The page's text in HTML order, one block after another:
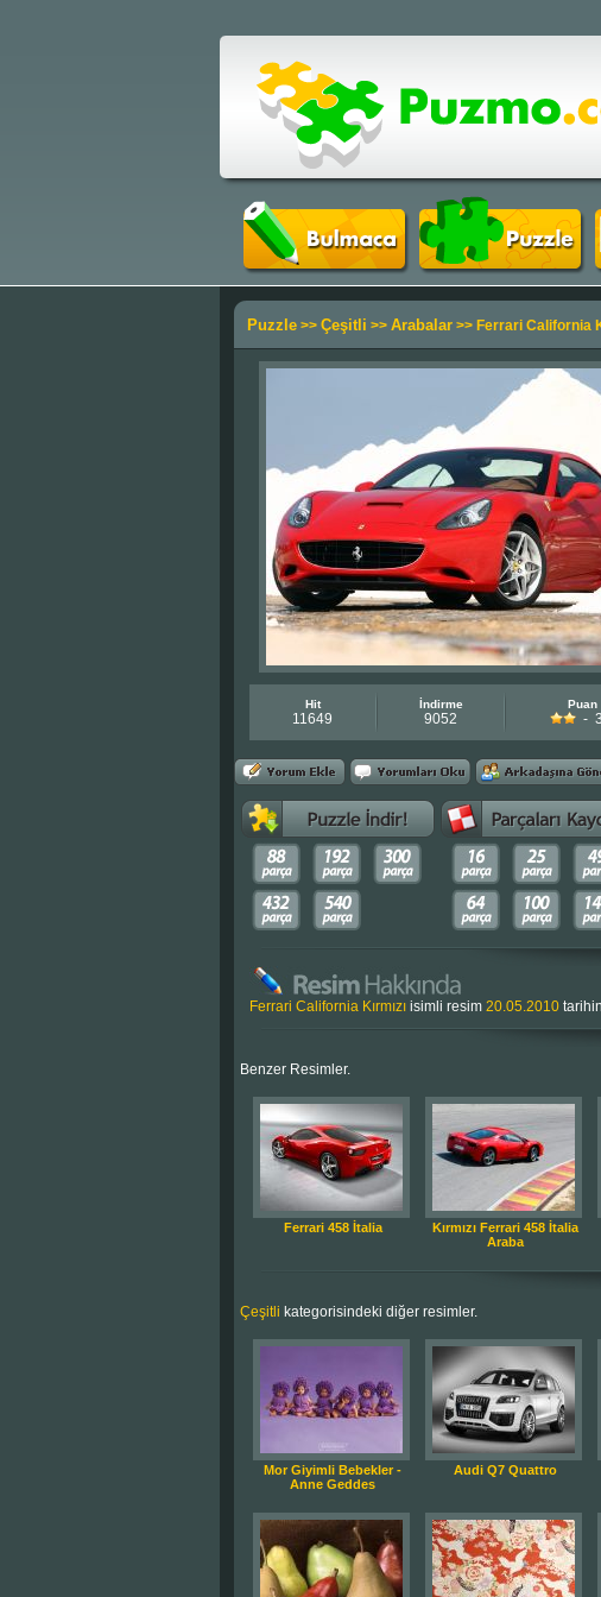
Puzzle >> Çeşitli >> Arabalar >> Ferrari California
Hit
11649
İndirme
9052
Puan
-
Ferrari California Kırmızı isimli resim 20.05.2010
Benzer Resimler.
Ferrari 458 İtalia
Kırmızı Ferrari 458 İtalia
Araba
Çeşitli kategorisindeki diğer resimler.
Mor Giyimli Bebekler -
Anne Geddes
Audi Q7 Quattro